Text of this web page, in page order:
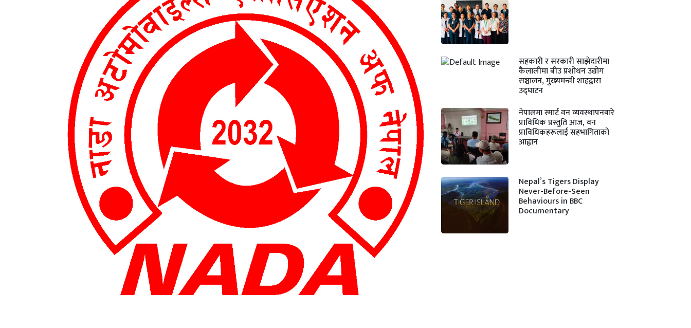
सहकारी र सरकारी साझेदारीमा
कैलालीमा बीउ प्रशोधन उद्योग
सञ्चालन, मुख्यमन्त्री शाहद्वारा
उद्घाटन
नेपालमा स्मार्ट वन व्यवस्थापनबारे
प्राविधिक प्रस्तुति आज, वन
प्राविधिकहरूलाई सहभागिताको
आह्वान
Nepal’s Tigers Display
Never-Before-Seen
Behaviours in BBC
Documentary